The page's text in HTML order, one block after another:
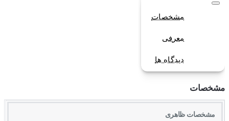
مشخصات
معرفی
دیدگاه ها
مشخصات
مشخصات ظاهری